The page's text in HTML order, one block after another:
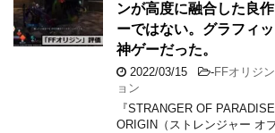
ンが高度に融合した良
ーではない。グラフィ
神ゲーだった。
2022/03/15 -FFオリジ
ョン
『STRANGER OF
ORIGIN（ストレンジャー オ